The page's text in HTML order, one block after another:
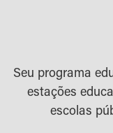
Seu programa
estações
escolas